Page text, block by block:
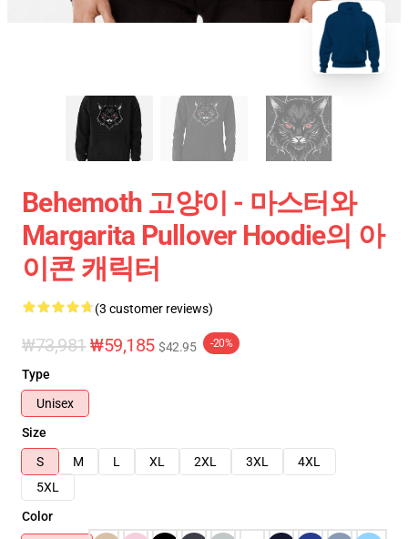
Behemoth 고양이 - 마스터와
Margarita Pullover Hoodie의 아
이콘 캐릭터
(3 customer reviews)
₩73,981 ₩59,185 $42.95 -20%
Type
Unisex
Size
S
M L XL 2XL 3XL
4XL
5XL
Color